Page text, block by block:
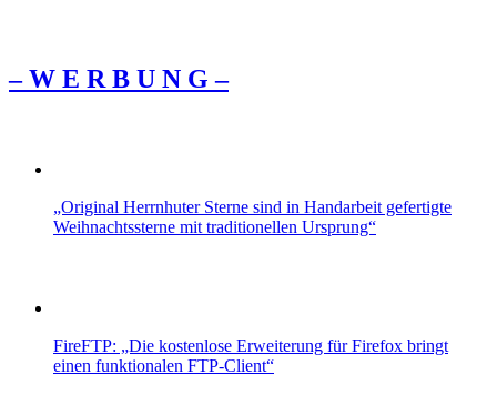
– W Ε R Β U Ν G –
„Original Herrnhuter Sterne sind in Handarbeit gefertigte
Weihnachtssterne mit traditionellen Ursprung“
FireFTP: „Die kostenlose Erweiterung für Firefox bringt
einen funktionalen FTP-Client“